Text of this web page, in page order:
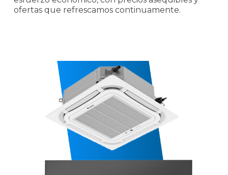
ofertas que refrescamos continuamente.